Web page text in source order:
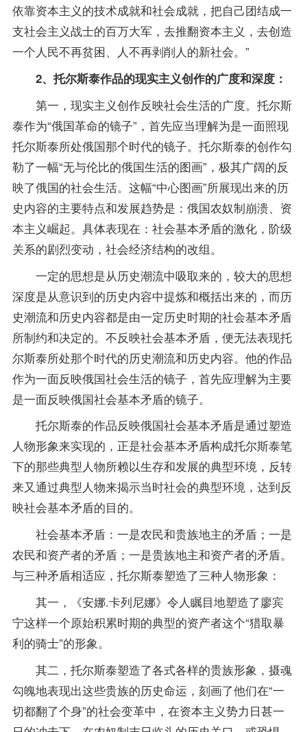
依靠资本主义的技术成就和社会成就，把自己团结成一
支社会主义战士的百万大军，去推翻资本主义，去创造
一个人民不再贫困、人不再剥削人的新社会。”
2、托尔斯泰作品的现实主义创作的广度和深度：
第一，现实主义创作反映社会生活的广度。托尔斯
泰作为“俄国革命的镜子”，首先应当理解为是一面照现
托尔斯泰所处俄国那个时代的镜子。托尔斯泰的创作勾
勒了一幅“无与伦比的俄国生活的图画”，极其广阔的反
映了俄国的社会生活。这幅“中心图画”所展现出来的历
史内容的主要特点和发展趋势是：俄国农奴制崩溃、资
本主义崛起。具体表现在：社会基本矛盾的激化，阶级
关系的剧烈变动，社会经济结构的改组。
一定的思想是从历史潮流中吸取来的，较大的思想
深度是从意识到的历史内容中提炼和概括出来的，而历
史潮流和历史内容都是由一定历史时期的社会基本矛盾
所制约和决定的。不反映社会基本矛盾，便无法表现托
尔斯泰所处那个时代的历史潮流和历史内容。他的作品
作为一面反映俄国社会生活的镜子，首先应理解为主要
是一面反映俄国社会基本矛盾的镜子。
托尔斯泰的作品反映俄国社会基本矛盾是通过塑造
人物形象来实现的，正是社会基本矛盾构成托尔斯泰笔
下的那些典型人物所赖以生存和发展的典型环境，反转
来又通过典型人物来揭示当时社会的典型环境，达到反
映社会基本矛盾的目的。
社会基本矛盾：一是农民和贵族地主的矛盾；一是
农民和资产者的矛盾；一是贵族地主和资产者的矛盾。
与三种矛盾相适应，托尔斯泰塑造了三种人物形象：
其一，《安娜.卡列尼娜》令人瞩目地塑造了廖宾
宁这样一个原始积累时期的典型的资产者这个“猎取暴
利的骑士”的形象。
其二，托尔斯泰塑造了各式各样的贵族形象，摄魂
勾魄地表现出这些贵族的历史命运，刻画了他们在“一
切都翻了个身”的社会变革中，在资本主义势力日甚一